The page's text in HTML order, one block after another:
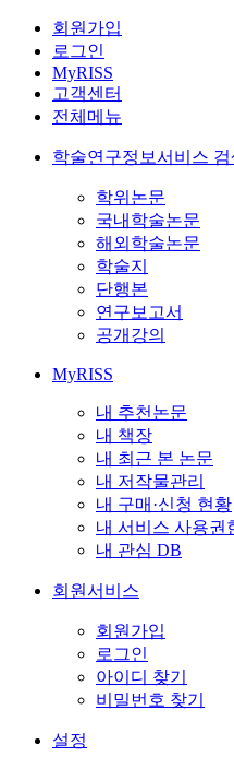
회원가입
로그인
MyRISS
고객센터
전체메뉴
학술연구정보서비스 검
학위논문
국내학술논문
해외학술논문
학술지
단행본
연구보고서
공개강의
MyRISS
내 추천논문
내 책장
내 최근 본 논문
내 저작물관리
내 구매·신청 현황
내 서비스 사용권
내 관심 DB
회원서비스
회원가입
로그인
아이디 찾기
비밀번호 찾기
설정